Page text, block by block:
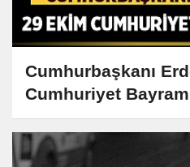
Cumhurbaşkanı
Cumhuriyet